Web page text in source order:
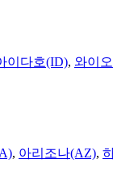
이다호(ID), 와이
, 아리조나(AZ),